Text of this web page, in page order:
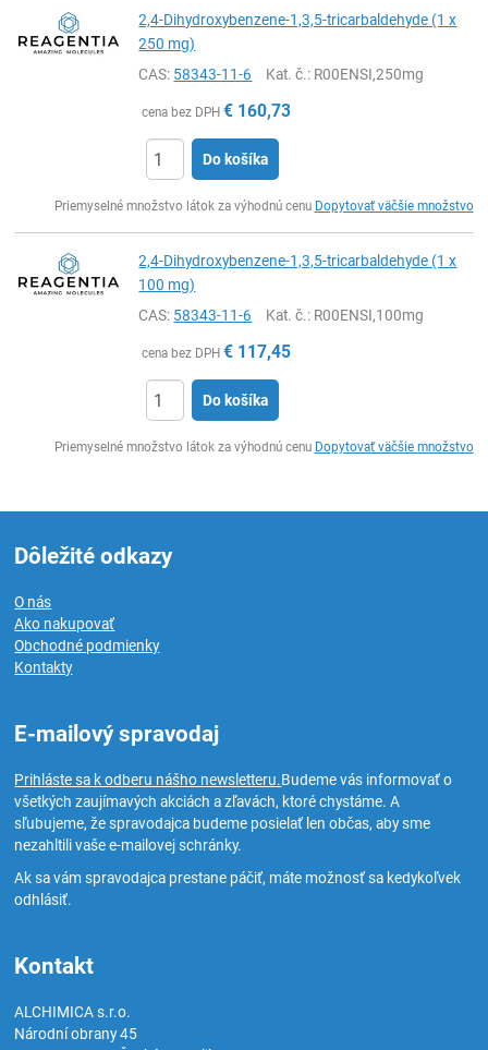
2,4-Dihydroxybenzene-1,3,5-tricarbaldehyde (1 x
250 mg)
CAS: 58343-11-6 Kat. č.: R00ENSI,250mg
cena bez DPH € 160,73
Do košíka
Priemyselné množstvo látok za výhodnú cenu Dopytovať väčšie množstvo
2,4-Dihydroxybenzene-1,3,5-tricarbaldehyde (1 x
100 mg)
CAS: 58343-11-6 Kat. č.: R00ENSI,100mg
cena bez DPH € 117,45
Do košíka
Priemyselné množstvo látok za výhodnú cenu Dopytovať väčšie množstvo
Dôležité odkazy
O nás
Ako nakupovať
Obchodné podmienky
Kontakty
E-mailový spravodaj
Prihláste sa k odberu nášho newsletteru.Budeme vás informovať o
všetkých zaujímavých akciách a zľavách, ktoré chystáme. A
sľubujeme, že spravodajca budeme posielať len občas, aby sme
nezahltili vaše e-mailovej schránky.
Ak sa vám spravodajca prestane páčiť, máte možnosť sa kedykoľvek
odhlásiť.
Kontakt
ALCHIMICA s.r.o.
Národní obrany 45